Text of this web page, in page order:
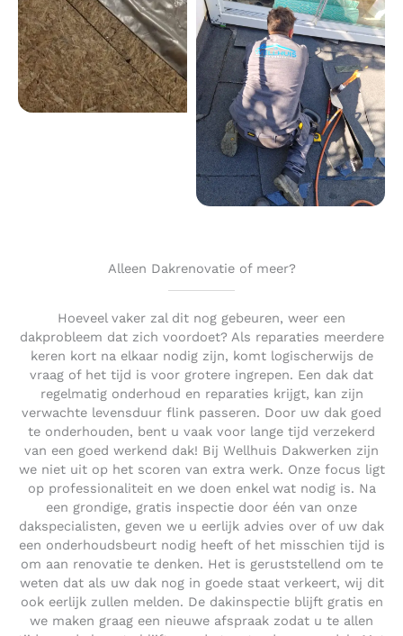
Alleen Dakrenovatie of meer?
Hoeveel vaker zal dit nog gebeuren, weer een
dakprobleem dat zich voordoet? Als reparaties meerdere
keren kort na elkaar nodig zijn, komt logischerwijs de
vraag of het tijd is voor grotere ingrepen. Een dak dat
regelmatig onderhoud en reparaties krijgt, kan zijn
verwachte levensduur flink passeren. Door uw dak goed
te onderhouden, bent u vaak voor lange tijd verzekerd
van een goed werkend dak! Bij Wellhuis Dakwerken zijn
we niet uit op het scoren van extra werk. Onze focus ligt
op professionaliteit en we doen enkel wat nodig is. Na
een grondige, gratis inspectie door één van onze
dakspecialisten, geven we u eerlijk advies over of uw dak
een onderhoudsbeurt nodig heeft of het misschien tijd is
om aan renovatie te denken. Het is geruststellend om te
weten dat als uw dak nog in goede staat verkeert, wij dit
ook eerlijk zullen melden. De dakinspectie blijft gratis en
we maken graag een nieuwe afspraak zodat u te allen